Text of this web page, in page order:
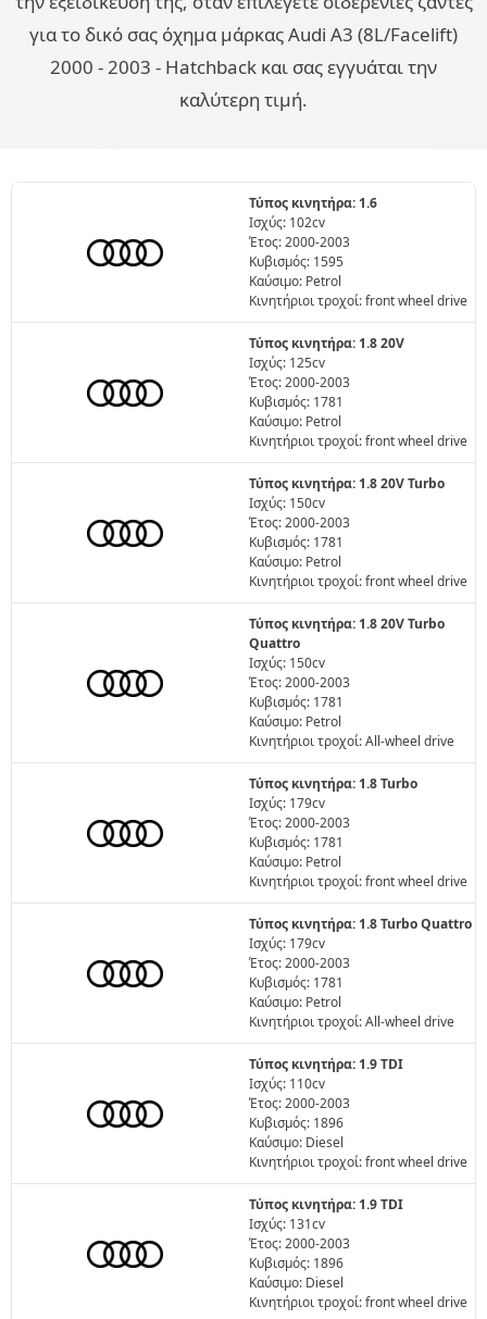
για το δικό σας όχημα μάρκας Audi A3 (8L/Facelift)
2000 - 2003 - Hatchback και σας εγγυάται την
καλύτερη τιμή.
Τύπος κινητήρα: 1.6
Ισχύς: 102cv
Έτος: 2000-2003
Κυβισμός: 1595
Καύσιμο: Petrol
Κινητήριοι τροχοί: front wheel drive
Τύπος κινητήρα: 1.8 20V
Ισχύς: 125cv
Έτος: 2000-2003
Κυβισμός: 1781
Καύσιμο: Petrol
Κινητήριοι τροχοί: front wheel drive
Τύπος κινητήρα: 1.8 20V Turbo
Ισχύς: 150cv
Έτος: 2000-2003
Κυβισμός: 1781
Καύσιμο: Petrol
Κινητήριοι τροχοί: front wheel drive
Τύπος κινητήρα: 1.8 20V Turbo
Quattro
Ισχύς: 150cv
Έτος: 2000-2003
Κυβισμός: 1781
Καύσιμο: Petrol
Κινητήριοι τροχοί: All-wheel drive
Τύπος κινητήρα: 1.8 Turbo
Ισχύς: 179cv
Έτος: 2000-2003
Κυβισμός: 1781
Καύσιμο: Petrol
Κινητήριοι τροχοί: front wheel drive
Τύπος κινητήρα: 1.8 Turbo Quattro
Ισχύς: 179cv
Έτος: 2000-2003
Κυβισμός: 1781
Καύσιμο: Petrol
Κινητήριοι τροχοί: All-wheel drive
Τύπος κινητήρα: 1.9 TDI
Ισχύς: 110cv
Έτος: 2000-2003
Κυβισμός: 1896
Καύσιμο: Diesel
Κινητήριοι τροχοί: front wheel drive
Τύπος κινητήρα: 1.9 TDI
Ισχύς: 131cv
Έτος: 2000-2003
Κυβισμός: 1896
Καύσιμο: Diesel
Κινητήριοι τροχοί: front wheel drive